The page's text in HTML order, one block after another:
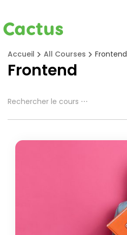
Cactus
Accueil All Courses Frontend
Frontend